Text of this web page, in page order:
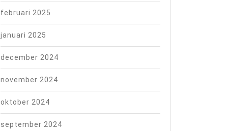
februari 2025
januari 2025
december 2024
november 2024
oktober 2024
september 2024